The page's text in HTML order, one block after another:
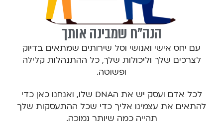
הנה"ח שמבינה אותך
עם יחס אישי ואנושי וסל שירותים שמתאים בדיוק
לצרכים שלך וליכולות שלך, כל ההתנהלות קלילה
ופשוטה.
לכל אדם ועסק יש את הDNA שלו, ואנחנו כאן כדי
להתאים את עצמינו אליך כדי שכל ההתעסקות שלך
תהייה כמה שיותר נמוכה.